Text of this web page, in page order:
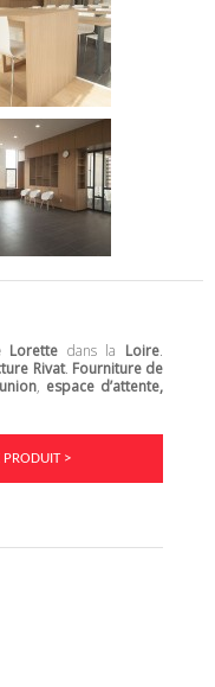
Lorette dans la Loire.
Rivat. Fourniture de
, espace d’attente,
PRODUIT >